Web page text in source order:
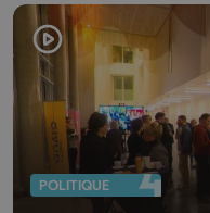
POLITIQUE